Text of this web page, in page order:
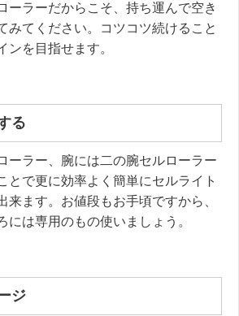
ーラーだからこそ、持ち運んで空き
みてください。コツコツ続けること
ンを目指せます。
る
ーラー、腕には二の腕セルローラー
とで更に効率よく簡単にセルライト
来ます。お値段もお手頃ですから、
には専用のもの使いましょう。
ジ